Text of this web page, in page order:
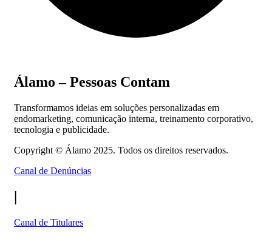
Álamo – Pessoas Contam
Transformamos ideias em soluções personalizadas em
endomarketing, comunicação interna, treinamento corporativo,
tecnologia e publicidade.
Copyright © Álamo 2025. Todos os direitos reservados.
Canal de Denúncias
|
Canal de Titulares